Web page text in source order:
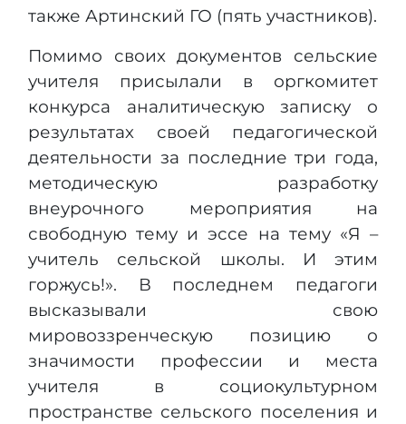
также Артинский ГО (пять участников).
Помимо своих документов сельские
учителя присылали в оргкомитет
конкурса аналитическую записку о
результатах своей педагогической
деятельности за последние три года,
методическую разработку
внеурочного мероприятия на
свободную тему и эссе на тему «Я –
учитель сельской школы. И этим
горжусь!». В последнем педагоги
высказывали свою
мировоззренческую позицию о
значимости профессии и места
учителя в социокультурном
пространстве сельского поселения и